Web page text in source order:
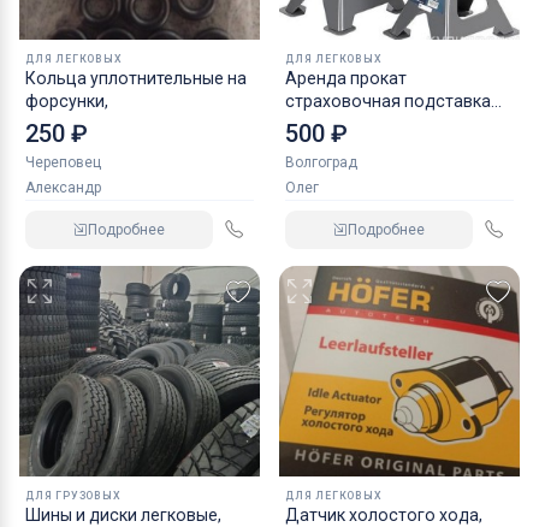
ДЛЯ ЛЕГКОВЫХ
Кольца уплотнительные на
форсунки,
250 ₽
Череповец
Александр
Подробнее
ДЛЯ ЛЕГКОВЫХ
Аренда прокат
страховочная подставка
NORDBERG 2 т
500 ₽
Волгоград
Олег
Подробнее
ДЛЯ ГРУЗОВЫХ
Шины и диски легковые,
ДЛЯ ЛЕГКОВЫХ
Датчик холостого хода,